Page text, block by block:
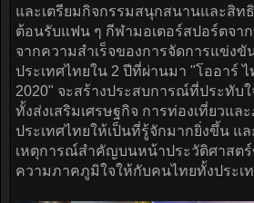
และเตรียมกิจกรรมสนุกสนานและสิท
ต้อนรับแฟน ๆ กีฬามอเตอร์สปอร์ตจา
จากความสำเร็จของการจัดการแข่งขั
ประเทศไทยใน 2 ปีที่ผ่านมา "โออาร์
2020" จะสร้างประสบการณ์ที่ประทับ
ทั้งส่งเสริมเศรษฐกิจ การท่องเที่ยวแ
ประเทศไทยให้เป็นที่รู้จักมากยิ่งขึ้น แ
เหตุการณ์สำคัญบนหน้าประวัติศาสต
ความภาคภูมิใจให้กับคนไทยทั้งประเท